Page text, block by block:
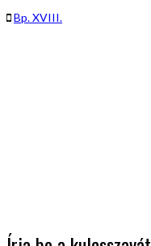
Bp. XVIII.